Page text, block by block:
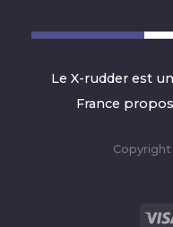
Le X-rudder est
France